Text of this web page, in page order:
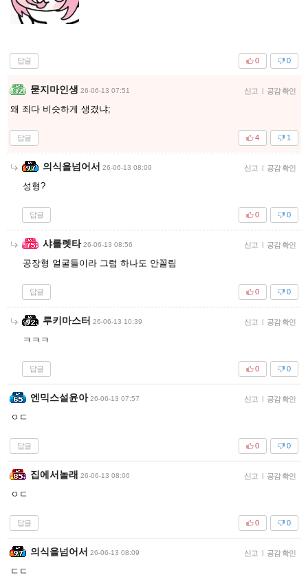
답글 0
0
묻지마인생 26-06-13 07:51 신고 | 공감 확인
왜 죄다 비슷하게 생겼냐;
답글 1
4
의식을넘어서 26-06-13 08:09 신고 | 공감 확인
성형?
답글 0
0
샤를렛타 26-06-13 08:56 신고 | 공감 확인
공장형 얼굴들이라 그럼 하나도 안꼴림
답글 0
0
루키마스터 26-06-13 10:39 신고 | 공감 확인
ㅋㅋㅋ
답글 0
0
엔믹스설윤아 26-06-13 07:57 신고 | 공감 확인
ㅇㄷ
답글 0
0
집에서놀래 26-06-13 08:06 신고 | 공감 확인
ㅇㄷ
답글 0
0
의식을넘어서 26-06-13 08:09 신고 | 공감 확인
ㄷㄷ